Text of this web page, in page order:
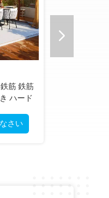
筋 鉄筋
ハード
さい